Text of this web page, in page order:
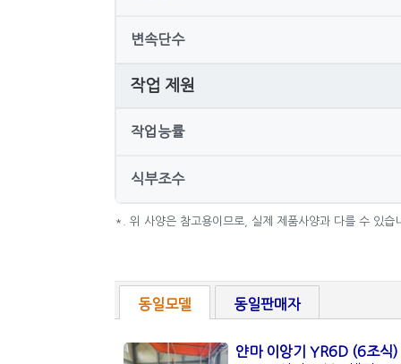
변속단수
작업 제원
작업능률
식부조수
*. 위 사양은 참고용이므로, 실제 제품사양과 다를 수 있습
동일모델 동일판매자
얀마 이앙기 YR6D (6조식)